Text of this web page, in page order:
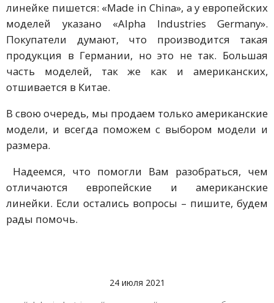
линейке пишется: «Made in China», а у европейских
моделей указано «Alpha Industries Germany».
Покупатели думают, что производится такая
продукция в Германии, но это не так. Большая
часть моделей, так же как и американских,
отшивается в Китае.
В свою очередь, мы продаем только американские
модели, и всегда поможем с выбором модели и
размера.
Надеемся, что помогли Вам разобраться, чем
отличаются европейские и американские
линейки. Если остались вопросы – пишите, будем
рады помочь.
24 июля 2021